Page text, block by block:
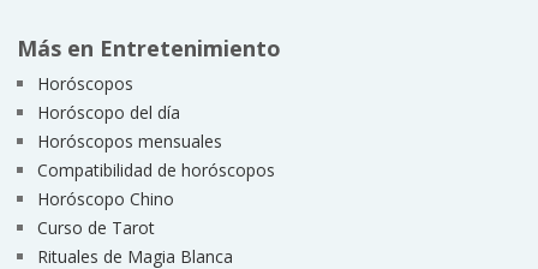
Más en Entretenimiento
Horóscopos
Horóscopo del día
Horóscopos mensuales
Compatibilidad de horóscopos
Horóscopo Chino
Curso de Tarot
Rituales de Magia Blanca